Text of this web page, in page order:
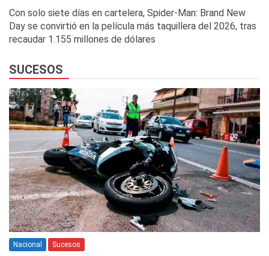
Con solo siete días en cartelera, Spider-Man: Brand New
Day se convirtió en la película más taquillera del 2026, tras
recaudar 1.155 millones de dólares
SUCESOS
Nacional Sucesos